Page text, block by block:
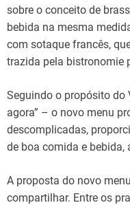
sobre o conceito de
bebida na mesma
com sotaque francês,
trazida pela bistronomie
Seguindo o propósito do
agora” – o novo menu
descomplicadas,
de boa comida e bebida,
A proposta do novo
compartilhar. Entre os